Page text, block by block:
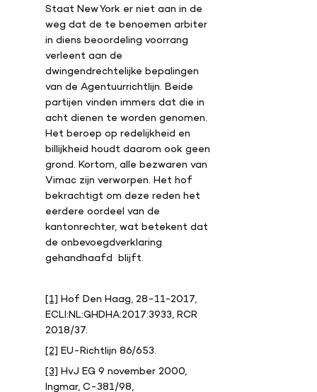
Staat New York er niet aan in de
weg dat de te benoemen arbiter
in diens beoordeling voorrang
verleent aan de
dwingendrechtelijke bepalingen
van de Agentuurrichtlijn. Beide
partijen vinden immers dat die in
acht dienen te worden genomen.
Het beroep op redelijkheid en
billijkheid houdt daarom ook geen
grond. Kortom, alle bezwaren van
Vimac zijn verworpen. Het hof
bekrachtigt om deze reden het
eerdere oordeel van de
kantonrechter, wat betekent dat
de onbevoegdverklaring
gehandhaafd blijft.
[1] Hof Den Haag, 28-11-2017,
ECLI:NL:GHDHA:2017:3933, RCR
2018/37.
[2] EU-Richtlijn 86/653.
[3] HvJ EG 9 november 2000,
Ingmar, C-381/98,